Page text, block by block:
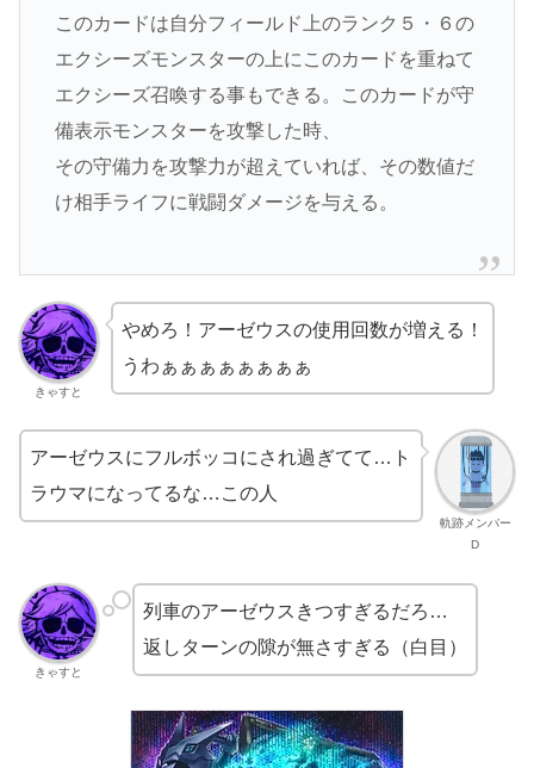
このカードは自分フィールド上のランク５・６の
エクシーズモンスターの上にこのカードを重ねて
エクシーズ召喚する事もできる。このカードが守
備表示モンスターを攻撃した時、
その守備力を攻撃力が超えていれば、その数値だ
け相手ライフに戦闘ダメージを与える。
きゃすと
やめろ！アーゼウスの使用回数が増える！
うわぁぁぁぁぁぁぁぁ
軌跡メンバー
D
アーゼウスにフルボッコにされ過ぎてて…ト
ラウマになってるな…この人
きゃすと
列車のアーゼウスきつすぎるだろ…
返しターンの隙が無さすぎる（白目）